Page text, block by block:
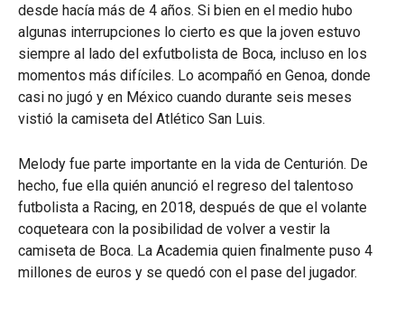
desde hacía más de 4 años. Si bien en el medio hubo
algunas interrupciones lo cierto es que la joven estuvo
siempre al lado del exfutbolista de Boca, incluso en los
momentos más difíciles. Lo acompañó en Genoa, donde
casi no jugó y en México cuando durante seis meses
vistió la camiseta del Atlético San Luis.
Melody fue parte importante en la vida de Centurión. De
hecho, fue ella quién anunció el regreso del talentoso
futbolista a Racing, en 2018, después de que el volante
coqueteara con la posibilidad de volver a vestir la
camiseta de Boca. La Academia quien finalmente puso 4
millones de euros y se quedó con el pase del jugador.